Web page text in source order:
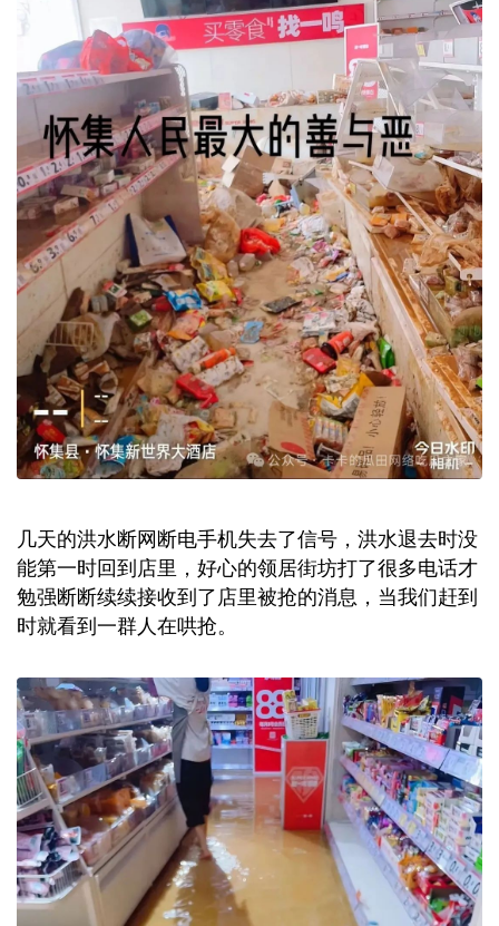
几天的洪水断网断电手机失去了信号，洪水退去时没
能第一时回到店里，好心的领居街坊打了很多电话才
勉强断断续续接收到了店里被抢的消息，当我们赶到
时就看到一群人在哄抢。